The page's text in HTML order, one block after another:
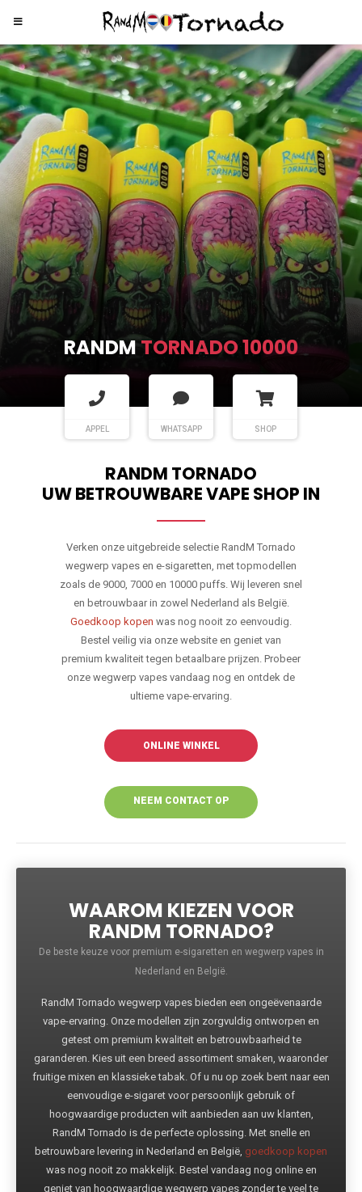
RANDMTORNADO 10000
APPEL WHATSAPP SHOP
RANDM TORNADO
UW BETROUWBARE VAPE SHOP IN
Verken onze uitgebreide selectie RandM Tornado
wegwerp vapes en e-sigaretten, met topmodellen
zoals de 9000, 7000 en 10000 puffs. Wij leveren snel
en betrouwbaar in zowel Nederland als België.
Goedkoop kopen was nog nooit zo eenvoudig.
Bestel veilig via onze website en geniet van
premium kwaliteit tegen betaalbare prijzen. Probeer
onze wegwerp vapes vandaag nog en ontdek de
ultieme vape-ervaring.
ONLINE WINKEL
NEEM CONTACT OP
WAAROM KIEZEN VOOR
RANDM TORNADO?
De beste keuze voor premium e-sigaretten en wegwerp vapes in
Nederland en België.
RandM Tornado wegwerp vapes bieden een ongeëvenaarde
vape-ervaring. Onze modellen zijn zorgvuldig ontworpen en
getest om premium kwaliteit en betrouwbaarheid te
garanderen. Kies uit een breed assortiment smaken, waaronder
fruitige mixen en klassieke tabak. Of u nu op zoek bent naar een
eenvoudige e-sigaret voor persoonlijk gebruik of
hoogwaardige producten wilt aanbieden aan uw klanten,
RandM Tornado is de perfecte oplossing. Met snelle en
betrouwbare levering in Nederland en België, goedkoop kopen
was nog nooit zo makkelijk. Bestel vandaag nog online en
geniet van hoogwaardige wegwerp vapes zonder te veel te